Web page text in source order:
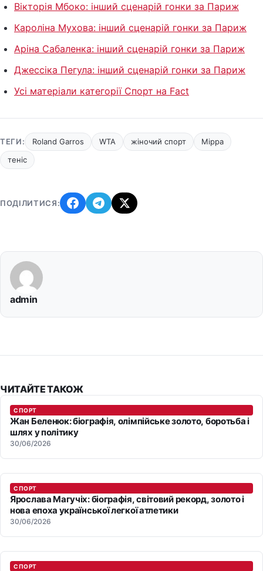
Вікторія Мбоко: інший сценарій гонки за Париж
Кароліна Мухова: інший сценарій гонки за Париж
Аріна Сабаленка: інший сценарій гонки за Париж
Джессіка Пегула: інший сценарій гонки за Париж
Усі матеріали категорії Спорт на Fact
ТЕГИ: Roland Garros WTA жіночий спорт
Мірра
теніс
ПОДІЛИТИСЯ:
admin
ЧИТАЙТЕ ТАКОЖ
СПОРТ
Жан Беленюк: біографія, олімпійське золото, боротьба і
шлях у політику
30/06/2026
СПОРТ
Ярослава Магучіх: біографія, світовий рекорд, золото і
нова епоха української легкої атлетики
30/06/2026
СПОРТ